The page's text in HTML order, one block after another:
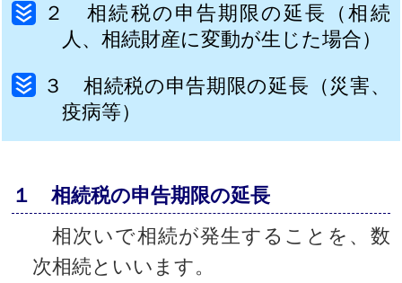
２ 相続税の申告期限の延長（相続
人、相続財産に変動が生じた場合）
３ 相続税の申告期限の延長（災害、
疫病等）
１ 相続税の申告期限の延長
相次いで相続が発生することを、数
次相続といいます。